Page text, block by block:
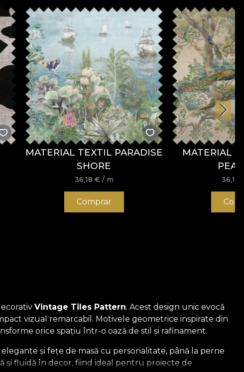
MATERIAL TEXTIL PARADISE
SHORE
36,18 € / m
Comprar
MATERIAL
36,18
Vintage Tiles Pattern. Acest design unic evocă
vizual remarcabil. Motivele geometrice inspirate din
orice spațiu într-o oază de stil și rafinament.
și fețe de masă cu personalitate, până la perne
fluidă în decor, fiind ideal pentru proiecte de